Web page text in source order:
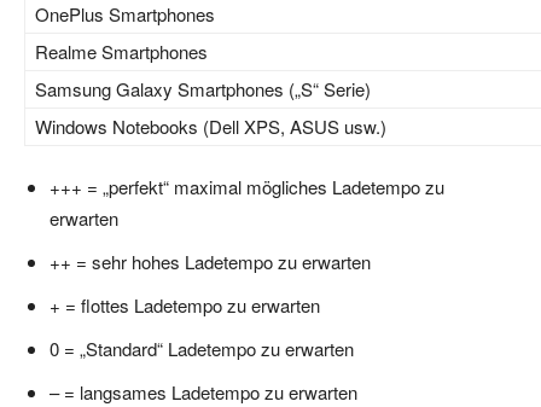
OnePlus Smartphones
Realme Smartphones
Samsung Galaxy Smartphones („S“ Serie)
Windows Notebooks (Dell XPS, ASUS usw.)
+++ = „perfekt“ maximal mögliches Ladetempo zu
erwarten
++ = sehr hohes Ladetempo zu erwarten
+ = flottes Ladetempo zu erwarten
0 = „Standard“ Ladetempo zu erwarten
– = langsames Ladetempo zu erwarten